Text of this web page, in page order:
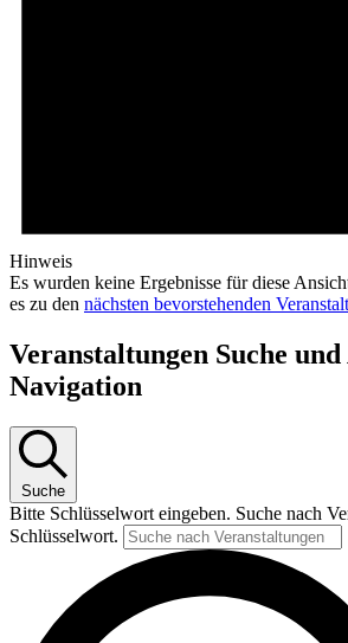
Hinweis
Es wurden keine Ergebnisse für diese
es zu den nächsten bevorstehenden
Veranstaltungen Suche
Navigation
Suche
Bitte Schlüsselwort eingeben. Suche nach
Schlüsselwort.